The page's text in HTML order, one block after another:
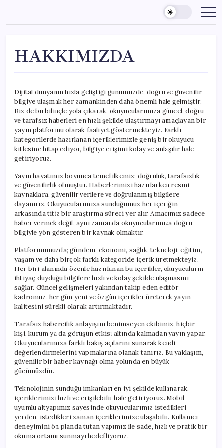
content
HAKKIMIZDA
Dijital dünyanın hızla geliştiği günümüzde, doğru ve güvenilir
bilgiye ulaşmak her zamankinden daha önemli hale gelmiştir.
Biz de bu bilinçle yola çıkarak, okuyucularımıza güncel, doğru
ve tarafsız haberleri en hızlı şekilde ulaştırmayı amaçlayan bir
yayın platformu olarak faaliyet göstermekteyiz. Farklı
kategorilerde hazırlanan içeriklerimizle geniş bir okuyucu
kitlesine hitap ediyor, bilgiye erişimi kolay ve anlaşılır hale
getiriyoruz.
Yayın hayatımız boyunca temel ilkemiz; doğruluk, tarafsızlık
ve güvenilirlik olmuştur. Haberlerimizi hazırlarken resmi
kaynaklara, güvenilir verilere ve doğrulanmış bilgilere
dayanırız. Okuyucularımıza sunduğumuz her içeriğin
arkasında titiz bir araştırma süreci yer alır. Amacımız sadece
haber vermek değil, aynı zamanda okuyucularımıza doğru
bilgiyle yön gösteren bir kaynak olmaktır.
Platformumuzda; gündem, ekonomi, sağlık, teknoloji, eğitim,
yaşam ve daha birçok farklı kategoride içerik üretmekteyiz.
Her biri alanında özenle hazırlanan bu içerikler, okuyucuların
ihtiyaç duyduğu bilgilere hızlı ve kolay şekilde ulaşmasını
sağlar. Güncel gelişmeleri yakından takip eden editör
kadromuz, her gün yeni ve özgün içerikler üreterek yayın
kalitesini sürekli olarak artırmaktadır.
Tarafsız habercilik anlayışını benimseyen ekibimiz, hiçbir
kişi, kurum ya da görüşün etkisi altında kalmadan yayın yapar.
Okuyucularımıza farklı bakış açılarını sunarak kendi
değerlendirmelerini yapmalarına olanak tanırız. Bu yaklaşım,
güvenilir bir haber kaynağı olma yolunda en büyük
gücümüzdür.
Teknolojinin sunduğu imkanları en iyi şekilde kullanarak,
içeriklerimizi hızlı ve erişilebilir hale getiriyoruz. Mobil
uyumlu altyapımız sayesinde okuyucularımız istedikleri
yerden, istedikleri zaman içeriklerimize ulaşabilir. Kullanıcı
deneyimini ön planda tutan yapımız ile sade, hızlı ve pratik bir
okuma ortamı sunmayı hedefliyoruz.